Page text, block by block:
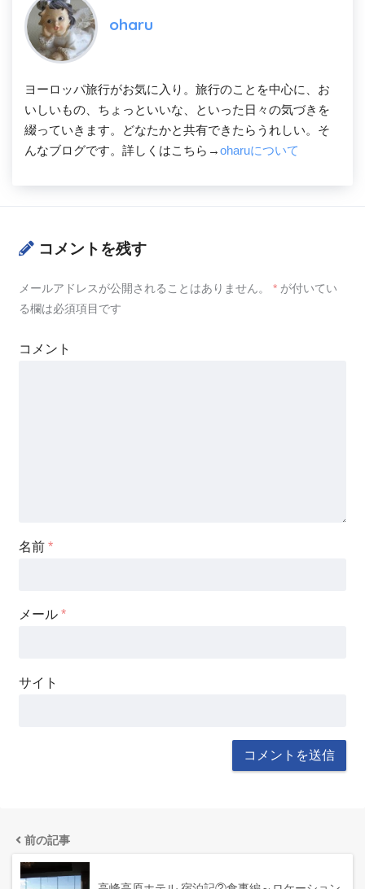
oharu
ヨーロッパ旅行がお気に入り。旅行のことを中心に、お
いしいもの、ちょっといいな、といった日々の気づきを
綴っていきます。どなたかと共有できたらうれしい。そ
んなブログです。詳しくはこちら→oharuについて
コメントを残す
メールアドレスが公開されることはありません。 * が付いてい
る欄は必須項目です
コメント
名前*
メール*
サイト
前の記事